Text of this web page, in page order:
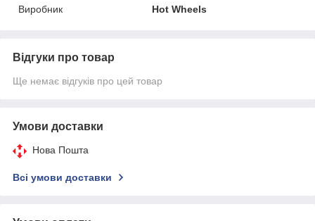
Виробник
Hot Wheels
Відгуки про товар
Ще немає відгуків про цей товар
Умови доставки
Нова Пошта
Всі умови доставки